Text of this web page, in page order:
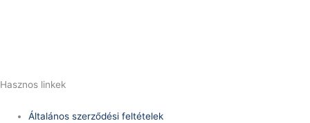
Hasznos linkek
Általános szerződési feltételek